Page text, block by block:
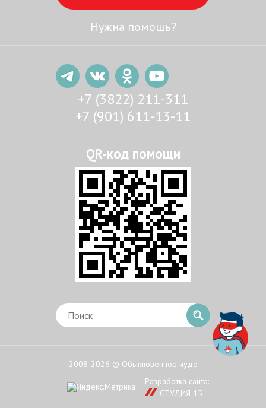
Нужна помощь?
+7 (3822) 211-311
+7 (901) 611-13-11
2008-2026 © Обыкновенное чудо
Разработка сайта:
СТУДИЯ 15